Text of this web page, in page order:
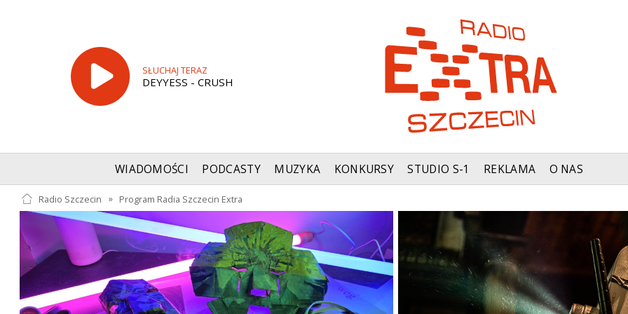
SŁUCHAJ TERAZ
DEYYESS - CRUSH
WIADOMOŚCI PODCASTY MUZYKA KONKURSY STUDIO S-1 REKLAMA O NAS
Radio Szczecin » Program Radia Szczecin Extra